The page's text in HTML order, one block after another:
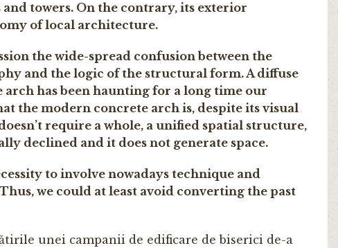
towers. On the contrary, its exterior
of local architecture.
the wide-spread confusion between the
and the logic of the structural form. A diffuse
has been haunting for a long time our
the modern concrete arch is, despite its visual
require a whole, a unified spatial structure,
declined and it does not generate space.
to involve nowadays technique and
we could at least avoid converting the past
unei campanii de edificare de biserici de-a